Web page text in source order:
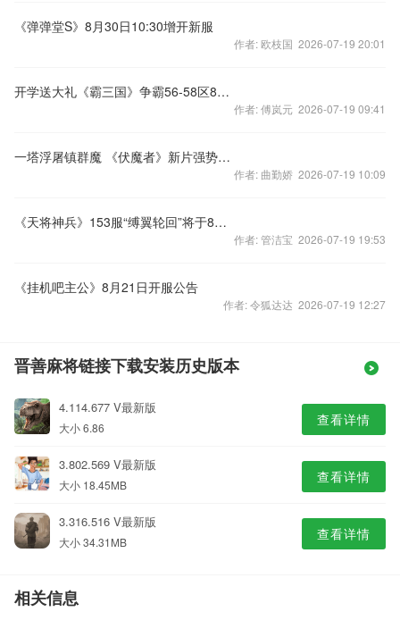
《弹弹堂S》8月30日10:30增开新服
作者: 欧枝国 2026-07-19 20:01
开学送大礼《霸三国》争霸56-58区8月26日给你加油！
作者: 傅岚元 2026-07-19 09:41
一塔浮屠镇群魔 《伏魔者》新片强势上线
作者: 曲勤娇 2026-07-19 10:09
《天将神兵》153服“缚翼轮回”将于8月24日11:00火爆
作者: 管洁宝 2026-07-19 19:53
《挂机吧主公》8月21日开服公告
作者: 令狐达达 2026-07-19 12:27
晋善麻将链接下载安装历史版本
4.114.677 V最新版
大小 6.86 查看详情
3.802.569 V最新版
大小 18.45MB 查看详情
3.316.516 V最新版
大小 34.31MB 查看详情
相关信息